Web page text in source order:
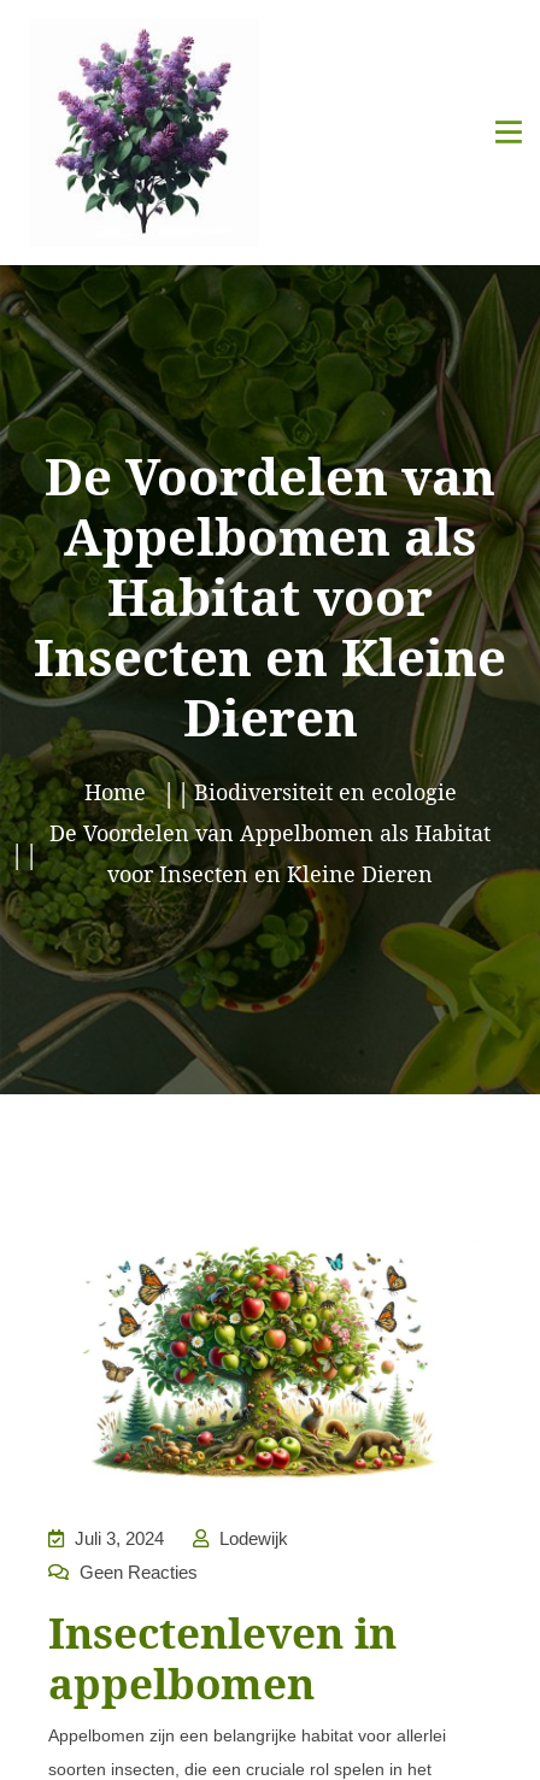
De Voordelen van
Appelbomen als
Habitat voor
Insecten en Kleine
Dieren
Home
Biodiversiteit en ecologie
De Voordelen van Appelbomen als Habitat
voor Insecten en Kleine Dieren
Juli 3, 2024
Lodewijk
Geen Reacties
Insectenleven in
appelbomen
Appelbomen zijn een belangrijke habitat voor allerlei
soorten insecten, die een cruciale rol spelen in het